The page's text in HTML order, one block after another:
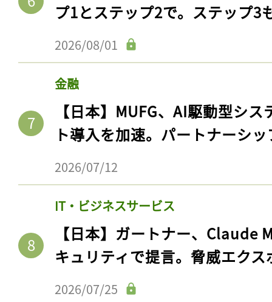
プ1とステップ2で。ステップ3
2026/08/01
金融
【日本】MUFG、AI駆動型シ
ト導入を加速。パートナーシ
2026/07/12
IT・ビジネスサービス
【日本】ガートナー、Claude
キュリティで提言。脅威エク
2026/07/25